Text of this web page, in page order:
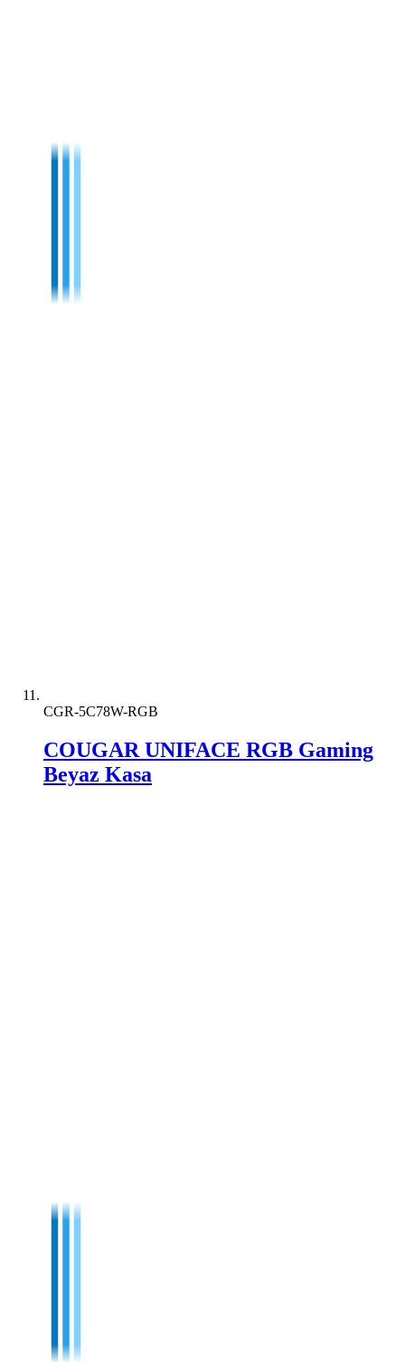
CGR-5C78W-RGB
COUGAR UNIFACE RGB Gaming
Beyaz Kasa